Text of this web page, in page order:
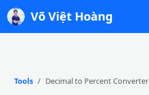
Võ Việt Hoàng
Tools Decimal to Percent Converter